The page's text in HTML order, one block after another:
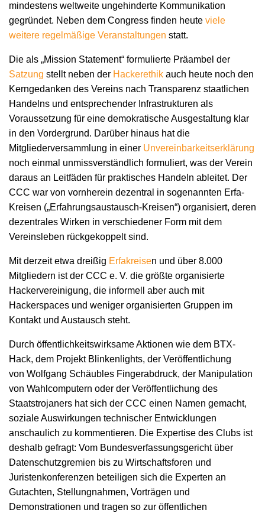
mindestens weltweite ungehinderte Kommunikation
gegründet. Neben dem Congress finden heute viele
weitere regelmäßige Veranstaltungen statt.
Die als „Mission Statement“ formulierte Präambel der
Satzung stellt neben der Hackerethik auch heute noch den
Kerngedanken des Vereins nach Transparenz staatlichen
Handelns und entsprechender Infrastrukturen als
Voraussetzung für eine demokratische Ausgestaltung klar
in den Vordergrund. Darüber hinaus hat die
Mitgliederversammlung in einer Unvereinbarkeitserklärung
noch einmal unmissverständlich formuliert, was der Verein
daraus an Leitfäden für praktisches Handeln ableitet. Der
CCC war von vornherein dezentral in sogenannten Erfa-
Kreisen („Erfahrungsaustausch-Kreisen“) organisiert, deren
dezentrales Wirken in verschiedener Form mit dem
Vereinsleben rückgekoppelt sind.
Mit derzeit etwa dreißig Erfakreisen und über 8.000
Mitgliedern ist der CCC e. V. die größte organisierte
Hackervereinigung, die informell aber auch mit
Hackerspaces und weniger organisierten Gruppen im
Kontakt und Austausch steht.
Durch öffentlichkeitswirksame Aktionen wie dem BTX-
Hack, dem Projekt Blinkenlights, der Veröffentlichung
von Wolfgang Schäubles Fingerabdruck, der Manipulation
von Wahlcomputern oder der Veröffentlichung des
Staatstrojaners hat sich der CCC einen Namen gemacht,
soziale Auswirkungen technischer Entwicklungen
anschaulich zu kommentieren. Die Expertise des Clubs ist
deshalb gefragt: Vom Bundesverfassungsgericht über
Datenschutzgremien bis zu Wirtschaftsforen und
Juristenkonferenzen beteiligen sich die Experten an
Gutachten, Stellungnahmen, Vorträgen und
Demonstrationen und tragen so zur öffentlichen